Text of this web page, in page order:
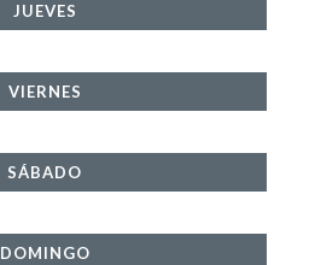
JUEVES
VIERNES
SÁBADO
DOMINGO